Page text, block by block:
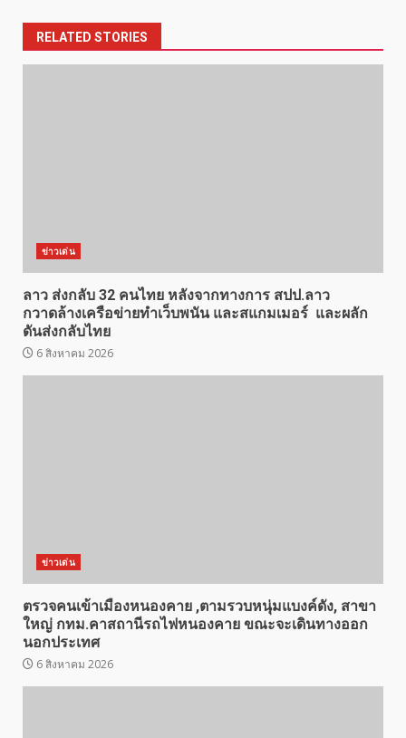
RELATED STORIES
ข่าวเด่น
ลาว ส่งกลับ 32 คนไทย หลังจากทางการ สปป.ลาว
กวาดล้างเครือข่ายทำเว็บพนัน และสแกมเมอร์ และผลัก
ดันส่งกลับไทย
6 สิงหาคม 2026
ข่าวเด่น
ตรวจคนเข้าเมืองหนองคาย ,ตามรวบหนุ่มแบงค์ดัง, สาขา
ใหญ่ กทม.คาสถานีรถไฟหนองคาย ขณะจะเดินทางออก
นอกประเทศ
6 สิงหาคม 2026